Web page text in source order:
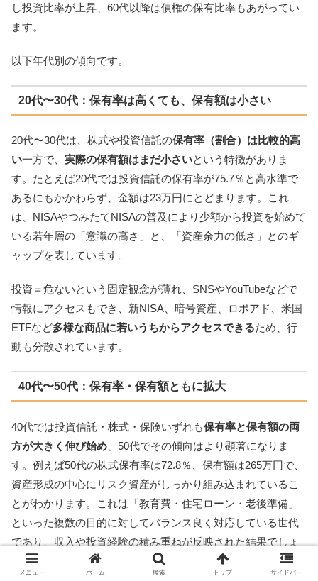
し投資比率が上昇、60代以降は債権の保有比率もあがってい
ます。
以下年代別の傾向です。
20代〜30代：保有率は高くても、保有額は小さい
20代〜30代は、株式や投資信託の保有率（割合）は比較的高
い一方で、 実際の保有額はまだ小さいという特徴がありま
す。たとえば20代では投資信託の保有率が75.7％と高水準で
あるにもかかわらず、金額は23万円にとどまります。これ
は、NISAやつみたてNISAの普及により少額から投資を始めて
いる若年層の「意識の高さ」と、「資産余力の低さ」とのギ
ャップを表しています。
投資＝危ないという固定観念が薄れ、SNSやYouTubeなどで
情報にアクセスもでき、新NISA、暗号資産、ロボアド、米国
ETFなど多様な商品に若いうちからアクセスできるため、行
動も分散されています。
40代〜50代：保有率・保有額ともに拡大
40代では投資信託・株式・保険いずれも保有率と保有額の両
方が大きく伸び始め 、50代でその傾向はより顕著になりま
す。例えば50代の株式保有率は72.8％、保有額は265万円で、
資産形成の中心にリスク資産がしっかり組み込まれているこ
とがわかります。これは「教育費・住宅ローン・老後準備」
といった複数の目的に対してバランス良く対応している世代
であり、収入や投資経験の積み重ねが反映された結果でしょ
う。
メニュー ホーム 検索 トップ サイドバー